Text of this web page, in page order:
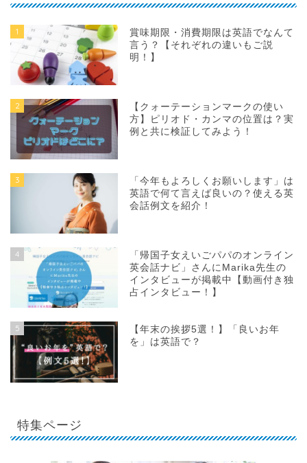
1
賞味期限・消費期限は英語でなんて
言う？【それぞれの違いもご説
明！】
2
【クォーテーションマークの使い
方】ピリオド・カンマの位置は？実
例と共に検証してみよう！
3
「今年もよろしくお願いします」は
英語で何て言えば良いの？使える英
会話例文を紹介！
4
「帰国子女えいごパパのオンライン
英会話ナビ」さんにMarika先生の
インタビューが掲載中【動画付き独
占インタビュー！】
5
【年末の挨拶5選！】「良いお年
を」は英語で？
特集ページ